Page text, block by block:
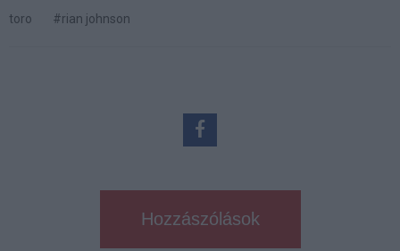
toro
#rian johnson
Hozzászólások